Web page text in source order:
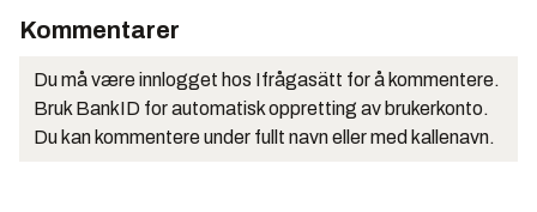
Kommentarer
Du må være innlogget hos Ifrågasätt for å kommentere.
Bruk BankID for automatisk oppretting av brukerkonto.
Du kan kommentere under fullt navn eller med kallenavn.